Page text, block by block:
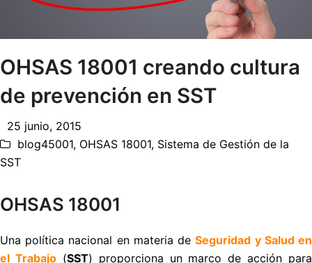
OHSAS 18001 creando cultura
de prevención en SST
25 junio, 2015
blog45001, OHSAS 18001, Sistema de Gestión de la
SST
OHSAS 18001
Una política nacional en materia deSeguridad y Salud en
el Trabajo(SST) proporciona un marco de acción para